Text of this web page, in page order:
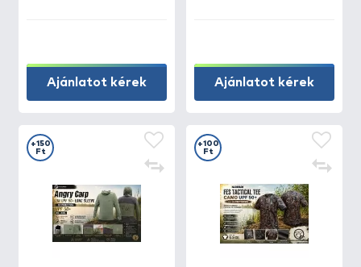
Ajánlatot kérek Ajánlatot kérek
+150
Ft
+100
Ft